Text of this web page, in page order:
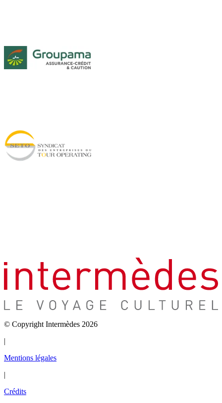
© Copyright Intermèdes 2026
|
Mentions légales
|
Crédits